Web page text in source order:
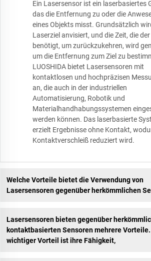
Ein Lasersensor ist ein laserbasiertes
das die Entfernung zu oder die
eines Objekts misst. Grundsätzlich
Laserziel anvisiert, und die Zeit, die der
benötigt, um zurückzukehren, wird
um die Entfernung zum Ziel zu
LUOSHIDA bietet Lasersensoren mit
kontaktlosen und hochpräzisen
an, die auch in der industriellen
Automatisierung, Robotik und
Materialhandhabungssystemen
werden können. Das laserbasierte
erzielt Ergebnisse ohne Kontakt,
Kontaktverschleiß reduziert wird.
Welche Vorteile bietet die Verwendung von
Lasersensoren gegenüber herkömmlichen
Lasersensoren bieten gegenüber
kontaktbasierten Sensoren mehrere Vorteile.
wichtiger Vorteil ist ihre Fähigkeit,